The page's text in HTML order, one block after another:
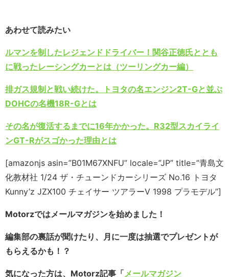
あわせて読みたい
ルマンを制したレジェンドドライバー！関谷正徳氏ととも
に戦ったレーシングカーとは（ツーリングカー編）
排ガス規制と戦い続けた。トヨタの名エンジン2T-Gと並ぶ
DOHCの名機18R-Gとは
その名が復活するまでに16年かかった。R32型スカイライ
ンGT-Rがスゴかった理由とは
[amazonjs asin=”B01M67XNFU” locale=”JP” title=”青島文
化教材社 1/24 ザ・チューンドカーシリーズ No.16 トヨタ
Kunny’z JZX100 チェイサー ツアラーV 1998 プラモデル”]
Motorzではメールマガジンを始めました！
編集部の裏話が聞けたり、月に一度は抽選でプレゼントが
もらえるかも！？
気になった方は、Motorz記事「メールマガジン